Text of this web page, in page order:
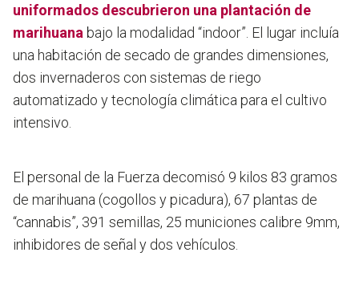
uniformados descubrieron una plantación de
marihuana bajo la modalidad “indoor”. El lugar incluía
una habitación de secado de grandes dimensiones,
dos invernaderos con sistemas de riego
automatizado y tecnología climática para el cultivo
intensivo.
El personal de la Fuerza decomisó 9 kilos 83 gramos
de marihuana (cogollos y picadura), 67 plantas de
“cannabis”, 391 semillas, 25 municiones calibre 9mm,
inhibidores de señal y dos vehículos.